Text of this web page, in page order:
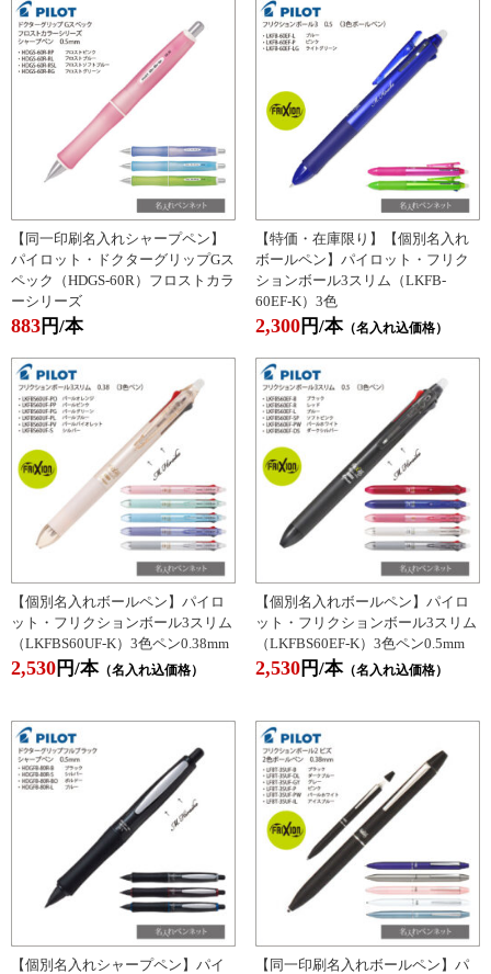
【同一印刷名入れシャープペン】
パイロット・ドクターグリップGス
ペック（HDGS-60R）フロストカラ
ーシリーズ
883円/本
【特価・在庫限り】【個別名入れ
ボールペン】パイロット・フリク
ションボール3スリム（LKFB-
60EF-K）3色
2,300円/本（名入れ込価格）
【個別名入れボールペン】パイロ
ット・フリクションボール3スリム
（LKFBS60UF-K）3色ペン0.38mm
2,530円/本（名入れ込価格）
【個別名入れボールペン】パイロ
ット・フリクションボール3スリム
（LKFBS60EF-K）3色ペン0.5mm
2,530円/本（名入れ込価格）
【個別名入れシャープペン】パイ 【同一印刷名入れボールペン】パ